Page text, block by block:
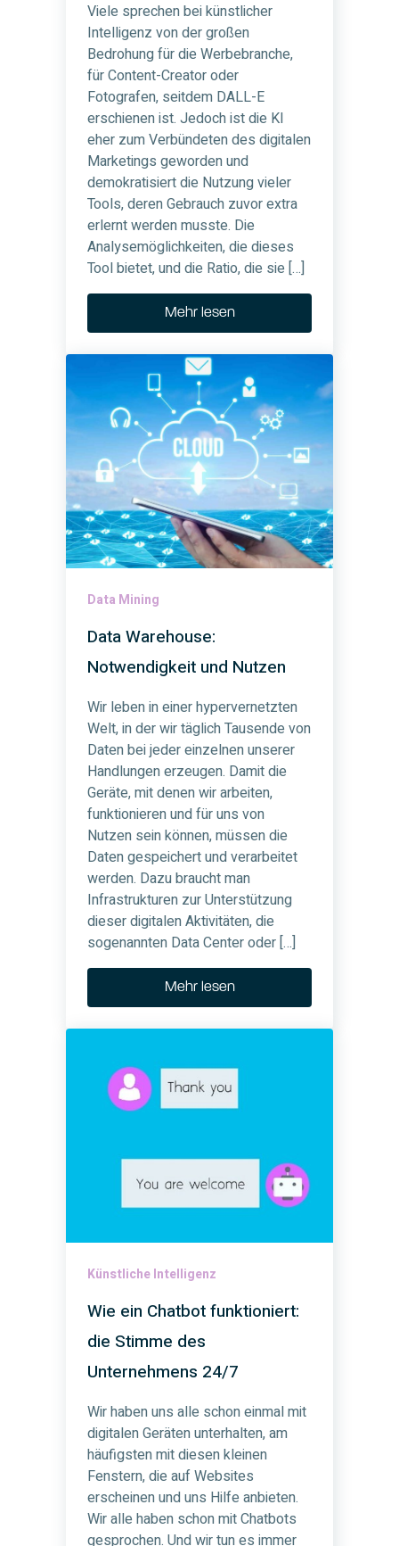
Viele sprechen bei künstlicher
Intelligenz von der großen
Bedrohung für die Werbebranche,
für Content-Creator oder
Fotografen, seitdem DALL-E
erschienen ist. Jedoch ist die KI
eher zum Verbündeten des digitalen
Marketings geworden und
demokratisiert die Nutzung vieler
Tools, deren Gebrauch zuvor extra
erlernt werden musste. Die
Analysemöglichkeiten, die dieses
Tool bietet, und die Ratio, die sie […]
Mehr lesen
Data Mining
Data Warehouse:
Notwendigkeit und Nutzen
Wir leben in einer hypervernetzten
Welt, in der wir täglich Tausende von
Daten bei jeder einzelnen unserer
Handlungen erzeugen. Damit die
Geräte, mit denen wir arbeiten,
funktionieren und für uns von
Nutzen sein können, müssen die
Daten gespeichert und verarbeitet
werden. Dazu braucht man
Infrastrukturen zur Unterstützung
dieser digitalen Aktivitäten, die
sogenannten Data Center oder […]
Mehr lesen
Künstliche Intelligenz
Wie ein Chatbot funktioniert:
die Stimme des
Unternehmens 24/7
Wir haben uns alle schon einmal mit
digitalen Geräten unterhalten, am
häufigsten mit diesen kleinen
Fenstern, die auf Websites
erscheinen und uns Hilfe anbieten.
Wir alle haben schon mit Chatbots
gesprochen. Und wir tun es immer